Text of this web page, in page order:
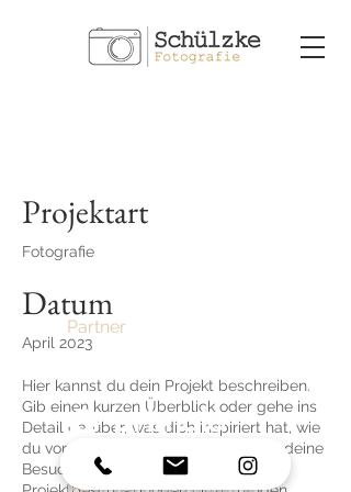
Projektart
Fotografie
Datum
April 2023
Hier kannst du dein Projekt beschreiben.
Gib einen kurzen Überblick oder gehe ins
Detail darüber, was dich inspiriert hat, wie
du vorgegangen bist und informiere deine
Besucher über Wissenswertes. Um
Partner